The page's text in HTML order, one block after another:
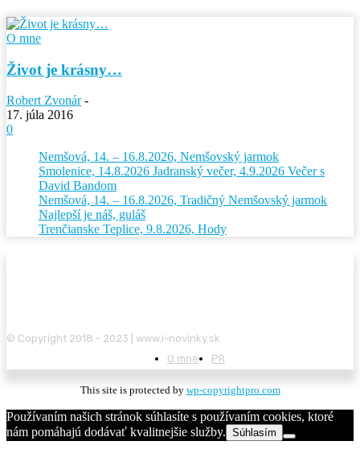
O mne
Život je krásny…
Robert Zvonár -
17. júla 2016
0
Nemšová, 14. – 16.8.2026, Nemšovský jarmok
Smolenice, 14.8.2026 Jadranský večer, 4.9.2026 Večer s
David Bandom
Nemšová, 14. – 16.8.2026, Tradičný Nemšovský jarmok
Najlepší je náš, guláš
Trenčianske Teplice, 9.8.2026, Hody
© Copyright 2018 - 2023 | www.i-novinky.sk
O mne
PR
This site is protected by wp-copyrightpro.com
Používaním našich stránok súhlasíte s používaním cookies, ktoré
nám pomáhajú dodávať kvalitnejšie služby. Súhlasím